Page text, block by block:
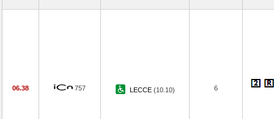
06.38 757 LECCE (10.10) 6